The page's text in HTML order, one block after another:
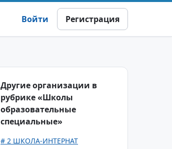
Войти Регистрация
Другие организации в
рубрике «Школы
образовательные
специальные»
# 2 ШКОЛА-ИНТЕРНАТ